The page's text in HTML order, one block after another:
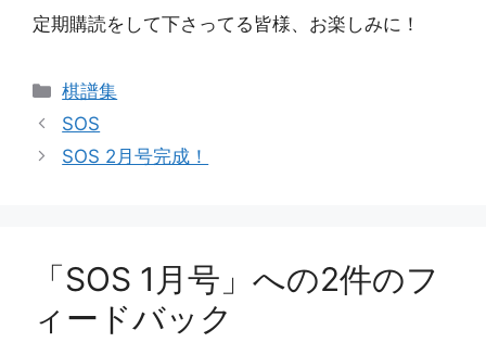
定期購読をして下さってる皆様、お楽しみに！
カ
テ
リ
棋譜集
SOS
SOS 2月号完成！
「SOS 1月号」への2件のフ
ィードバック